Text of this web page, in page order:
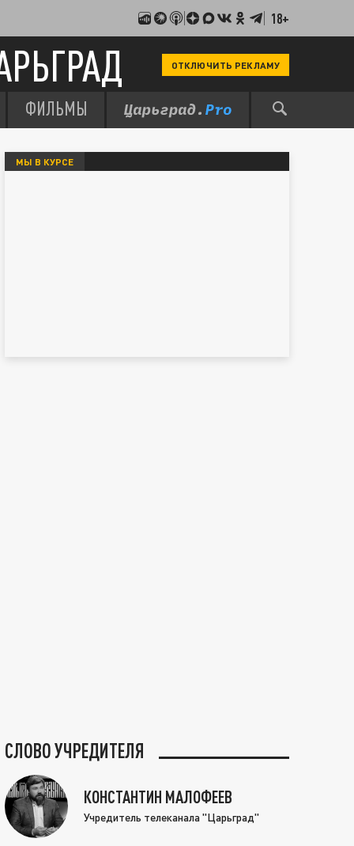
18+
ОТКЛЮЧИТЬ РЕКЛАМУ
ФИЛЬМЫ
МЫ В КУРСЕ
СЛОВО УЧРЕДИТЕЛЯ
КОНСТАНТИН МАЛОФЕЕВ
Учредитель телеканала "Царьград"